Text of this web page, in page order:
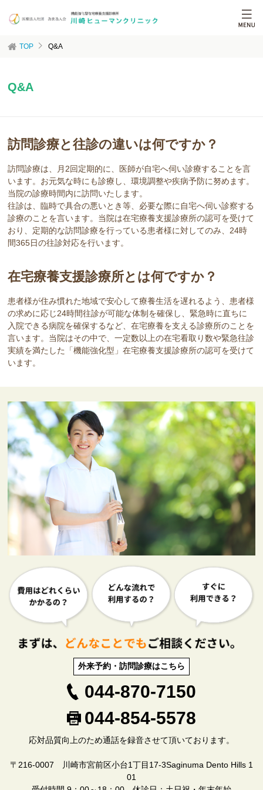
TOP Q&A
Q&A
訪問診療と往診の違いは何ですか？
訪問診療は、月2回定期的に、医師が自宅へ伺い診療することを言
います。お元気な時にも診療し、環境調整や疾病予防に努めます。
当院の診療時間内に訪問いたします。
往診は、臨時で具合の悪いとき等、必要な際に自宅へ伺い診察する
診療のことを言います。当院は在宅療養支援診療所の認可を受けて
おり、定期的な訪問診療を行っている患者様に対してのみ、24時
間365日の往診対応を行います。
在宅療養支援診療所とは何ですか？
患者様が住み慣れた地域で安心して療養生活を遅れるよう、患者様
の求めに応じ24時間往診が可能な体制を確保し、緊急時に直ちに
入院できる病院を確保するなど、在宅療養を支える診療所のことを
言います。当院はその中で、一定数以上の在宅看取り数や緊急往診
実績を満たした「機能強化型」在宅療養支援診療所の認可を受けて
います。
外来予約・訪問診療はこちら
044-870-7150
044-854-5578
応対品質向上のため通話を録音させて頂いております。
〒216-0007 川崎市宮前区小台1丁目17-3Saginuma Dento Hills 1
01